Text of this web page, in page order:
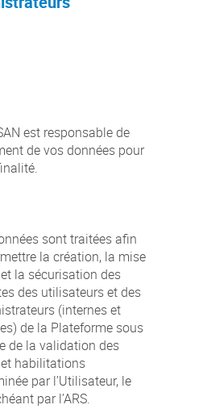
est responsable de
de vos données pour
sont traitées afin
la création, la mise
la sécurisation des
des utilisateurs et des
(internes et
de la Plateforme sous
de la validation des
habilitations
par l’Utilisateur, le
par l’ARS.